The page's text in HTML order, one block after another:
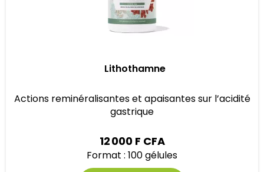
Lithothamne
Actions reminéralisantes et apaisantes sur l’acidité
gastrique
12 000 F CFA
Format : 100 gélules